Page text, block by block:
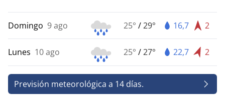
Domingo 9 ago 25° /29° 16,7 2
Lunes 10 ago 25° /27° 22,7 2
Previsión meteorológica a 14 días.